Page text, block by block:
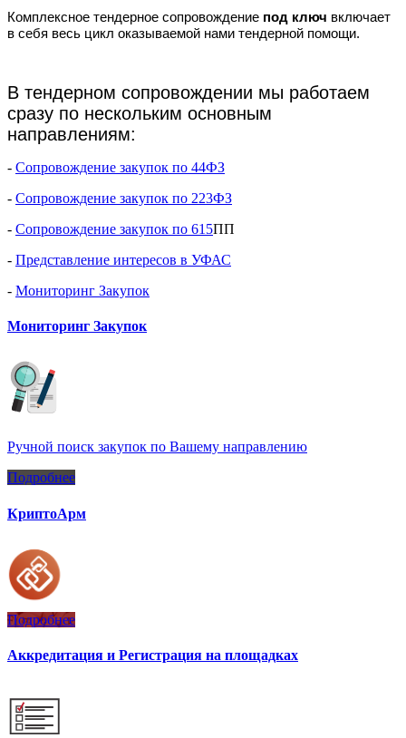
Комплексное тендерное сопровождение под ключ включает
в себя весь цикл оказываемой нами тендерной помощи.
В тендерном сопровождении мы работаем
сразу по нескольким основным
направлениям:
- Сопровождение закупок по 44ФЗ
- Сопровождение закупок по 223ФЗ
- Сопровождение закупок по 615ПП
- Представление интересов в УФАС
- Мониторинг Закупок
Мониторинг Закупок
Ручной поиск закупок по Вашему направлению
Подробнее
КриптоАрм
Подробнее
Аккредитация и Регистрация на площадках